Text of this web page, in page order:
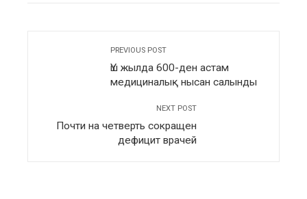
PREVIOUS POST
Үш жылда 600-ден астам
медициналық нысан салынды
NEXT POST
Почти на четверть сокращен
дефицит врачей